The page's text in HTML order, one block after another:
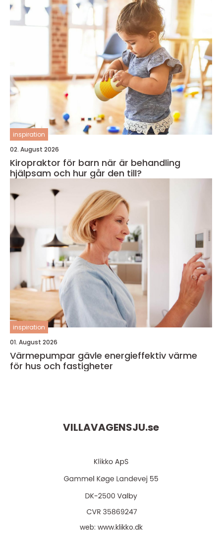
inspiration
02. August 2026
Kiropraktor för barn när är behandling
hjälpsam och hur går den till?
inspiration
01. August 2026
Värmepumpar gävle energieffektiv värme
för hus och fastigheter
VILLAVAGENSJU.se
web: www.klikko.dk